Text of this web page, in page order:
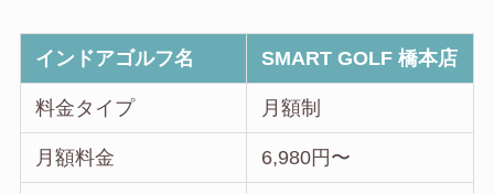
インドアゴルフ名 SMART GOLF 橋本店
料金タイプ 月額制
月額料金 6,980円〜